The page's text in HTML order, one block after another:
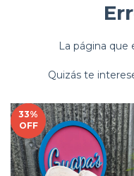
La página que
Quizás te
33%
OFF